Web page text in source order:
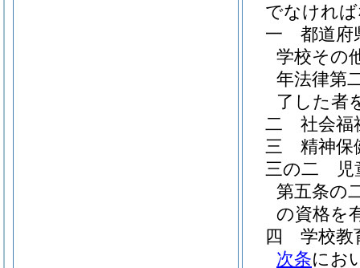
でなけれ
一
都道府
学校その
年法律第
了した者
二
社会福
三
精神保
三の二
第五条の
の資格を
四
学校教
次条にお